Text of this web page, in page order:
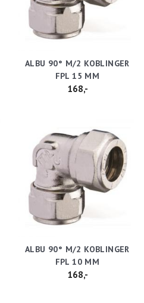
ALBU 90° M/2 KOBLINGER
FPL 15 MM
168,-
ALBU 90° M/2 KOBLINGER
FPL 10 MM
168,-